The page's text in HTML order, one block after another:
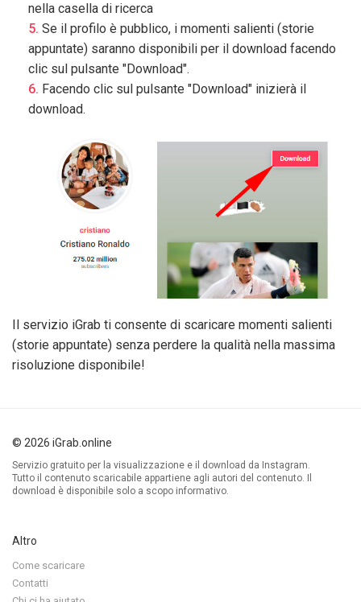
nella casella di ricerca
Se il profilo è pubblico, i momenti salienti (storie
appuntate) saranno disponibili per il download facendo
clic sul pulsante "Download".
Facendo clic sul pulsante "Download" inizierà il
download.
Il servizio iGrab ti consente di scaricare momenti salienti
(storie appuntate) senza perdere la qualità nella massima
risoluzione disponibile!
© 2026 iGrab.online
Servizio gratuito per la visualizzazione e il download da Instagram.
Tutto il contenuto scaricabile appartiene agli autori del contenuto. Il
download è disponibile solo a scopo informativo.
Altro
Come scaricare
Contatti